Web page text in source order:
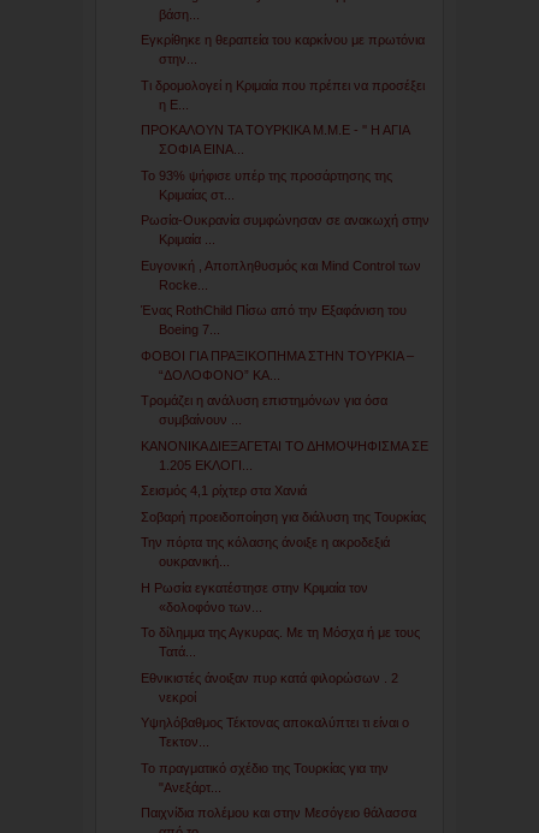
βάση...
Εγκρίθηκε η θεραπεία του καρκίνου με πρωτόνια
στην...
Τι δρομολογεί η Κριμαία που πρέπει να προσέξει
η Ε...
ΠΡΟΚΑΛΟΥΝ ΤΑ ΤΟΥΡΚΙΚΑ Μ.Μ.Ε - '' Η ΑΓΙΑ
ΣΟΦΙΑ ΕΙΝΑ...
Το 93% ψήφισε υπέρ της προσάρτησης της
Κριμαίας στ...
Ρωσία-Ουκρανία συμφώνησαν σε ανακωχή στην
Κριμαία ...
Ευγονική , Αποπληθυσμός και Mind Control των
Rocke...
Ένας RothChild Πίσω από την Εξαφάνιση του
Boeing 7...
ΦΟΒΟΙ ΓΙΑ ΠΡΑΞΙΚΟΠΗΜΑ ΣΤΗΝ ΤΟΥΡΚΙΑ –
“ΔΟΛΟΦΟΝΟ” ΚΑ...
Τρομάζει η ανάλυση επιστημόνων για όσα
συμβαίνουν ...
ΚΑΝΟΝΙΚΑ ΔΙΕΞΑΓΕΤΑΙ ΤΟ ΔΗΜΟΨΗΦΙΣΜΑ ΣΕ
1.205 ΕΚΛΟΓΙ...
Σεισμός 4,1 ρίχτερ στα Χανιά
Σοβαρή προειδοποίηση για διάλυση της Τουρκίας
Την πόρτα της κόλασης άνοιξε η ακροδεξιά
ουκρανική...
Η Ρωσία εγκατέστησε στην Κριμαία τον
«δολοφόνο των...
Το δίλημμα της Αγκυρας. Με τη Μόσχα ή με τους
Τατά...
Εθνικιστές άνοιξαν πυρ κατά φιλορώσων . 2
νεκροί
Υψηλόβαθμος Τέκτονας αποκαλύπτει τι είναι ο
Τεκτον...
Το πραγματικό σχέδιο της Τουρκίας για την
"Ανεξάρτ...
Παιχνίδια πολέμου και στην Μεσόγειο θάλασσα